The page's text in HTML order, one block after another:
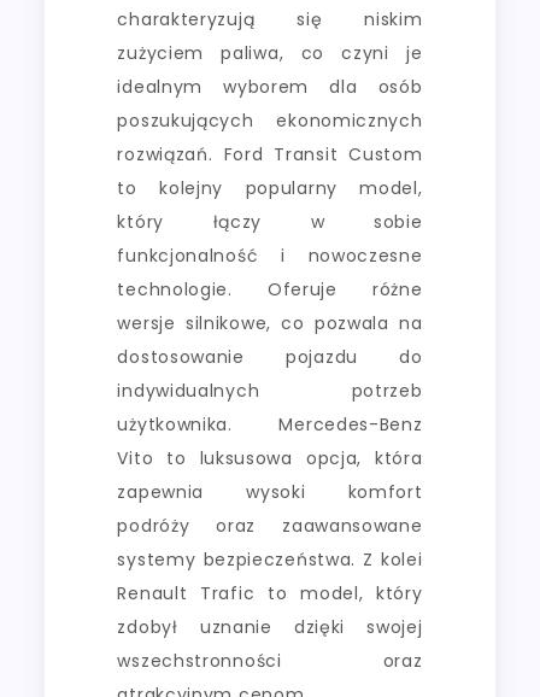
charakteryzują się niskim
zużyciem paliwa, co czyni je
idealnym wyborem dla osób
poszukujących ekonomicznych
rozwiązań. Ford Transit Custom
to kolejny popularny model,
który łączy w sobie
funkcjonalność i nowoczesne
technologie. Oferuje różne
wersje silnikowe, co pozwala na
dostosowanie pojazdu do
indywidualnych potrzeb
użytkownika. Mercedes-Benz
Vito to luksusowa opcja, która
zapewnia wysoki komfort
podróży oraz zaawansowane
systemy bezpieczeństwa. Z kolei
Renault Trafic to model, który
zdobył uznanie dzięki swojej
wszechstronności oraz